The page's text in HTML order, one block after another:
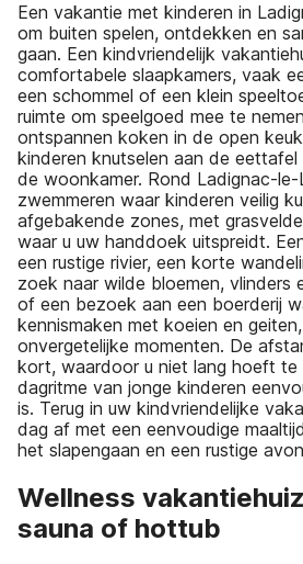
Een vakantie met kinderen in
om buiten spelen, ontdekken en
gaan. Een kindvriendelijk
comfortabele slaapkamers, vaak
een schommel of een klein
ruimte om speelgoed mee te
ontspannen koken in de open
kinderen knutselen aan de
de woonkamer. Rond Ladignac-le-
zwemmeren waar kinderen veilig
afgebakende zones, met
waar u uw handdoek uitspreidt.
een rustige rivier, een korte
zoek naar wilde bloemen, vlinders
of een bezoek aan een boerderij
kennismaken met koeien en
onvergetelijke momenten. De
kort, waardoor u niet lang hoeft te
dagritme van jonge kinderen
is. Terug in uw kindvriendelijke
dag af met een eenvoudige
het slapengaan en een rustige
Wellness
sauna of hottub